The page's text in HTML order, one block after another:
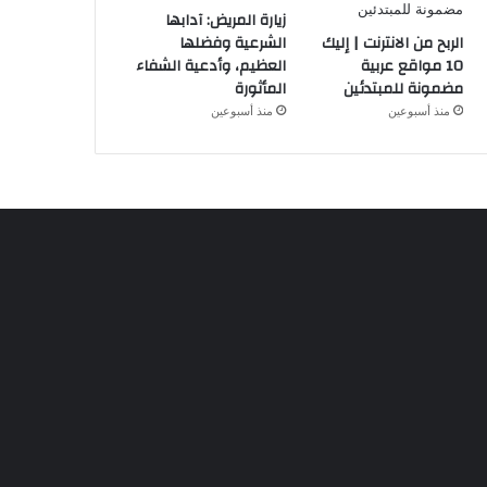
الربح من الانترنت | إليك
10 مواقع عربية
مضمونة للمبتدئين
منذ أسبوعين
زيارة المريض: آدابها
الشرعية وفضلها
العظيم، وأدعية الشفاء
المأثورة
منذ أسبوعين